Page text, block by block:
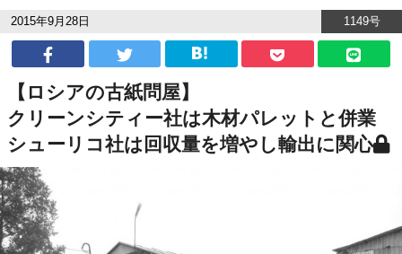
2015年9月28日 1149号
【ロシアの古紙問屋】
クリーンシティー社は木材パレットと併業
シューリコ社は回収量を増やし輸出に関心